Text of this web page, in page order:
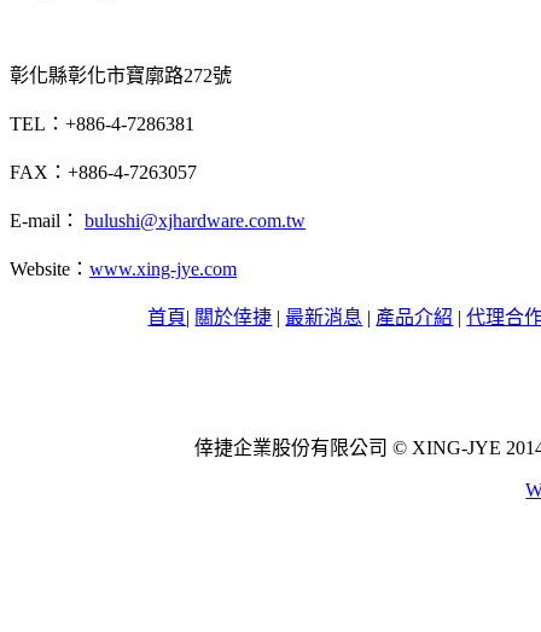
彰化縣彰化市寶廓路272號
TEL：+886-4-7286381
FAX：+886-4-7263057
E-mail： bulushi@xjhardware.com.tw
Website： www.xing-jye.com
首頁| 關於倖捷 | 最新消息 | 產品介紹 |代理合
倖捷企業股份有限公司 © XING-JYE